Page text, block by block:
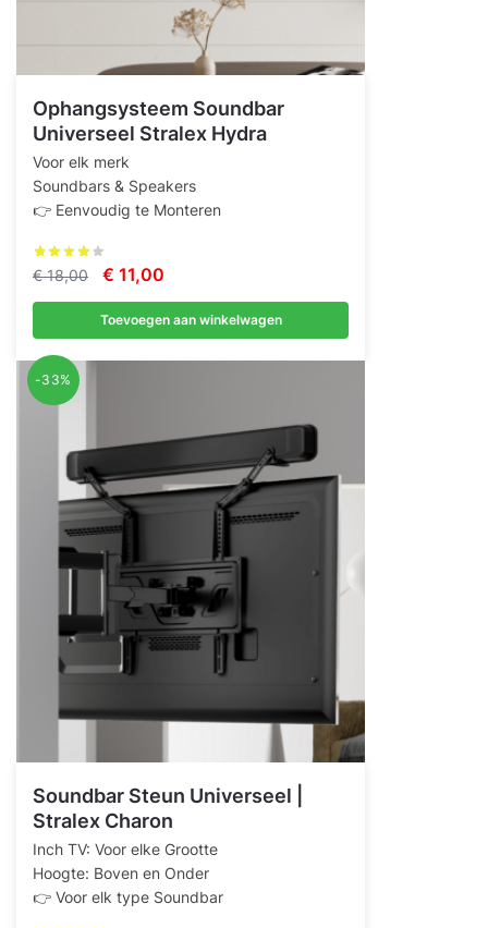
Ophangsysteem Soundbar
Universeel Stralex Hydra
Voor elk merk
Soundbars & Speakers
👉 Eenvoudig te Monteren
€18,00
Oorspronkelijke
prijs
was:
€ 11,00
prijs
is:
Toevoegen aan winkelwagen
-33%
Soundbar Steun Universeel |
Stralex Charon
Inch TV: Voor elke Grootte
Hoogte: Boven en Onder
👉 Voor elk type Soundbar